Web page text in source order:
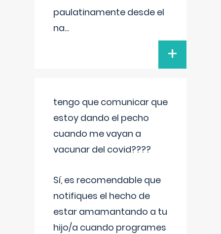
paulatinamente desde el
na...
+
tengo que comunicar que
estoy dando el pecho
cuando me vayan a
vacunar del covid????
Sí, es recomendable que
notifiques el hecho de
estar amamantando a tu
hijo/a cuando programes